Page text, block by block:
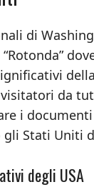
di
da
i
Stati Uniti
degli USA